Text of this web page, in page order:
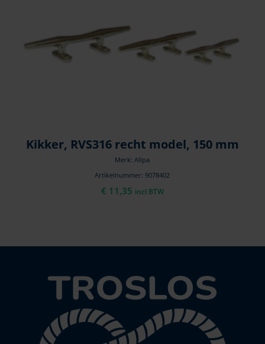
Kikker, RVS316 recht model, 150 mm
Merk: Allpa
Artikelnummer: 9078402
€ 11,35 incl BTW